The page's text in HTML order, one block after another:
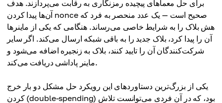
برای حل معماهای پیچیده رمزنگاری به رقابت می‌پردازند. هدف
آن‌ها پیدا کردن nonce صحیح است — یک عدد منحصر به فرد که
هش بلاک را به شرایط خاصی می‌رساند. هنگامی که یکی از ماینرها
آن را پیدا کرد، بلاک جدید را به باقی شبکه ارسال می‌کند. اگر سایر
شرکت‌کنندگان آن را تایید کنند، بلاک به زنجیره اضافه می‌شود و
ماینر پاداشی دریافت می‌کند.
یکی از بزرگ‌ترین دستاوردهای این رویکرد حل مشکل دو بار خرج
کردن (double-spending) بود، که در آن فردی می‌توانست تلاش